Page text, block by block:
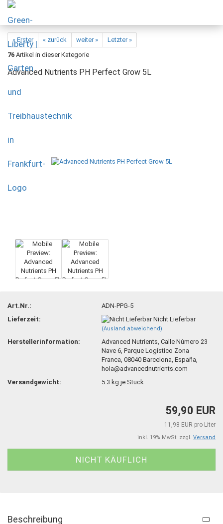
« Erster « zurück weiter »
Letzter »
76 Artikel in dieser Kategorie
Advanced Nutrients PH Perfect Grow 5L
Art.Nr.:
ADN-PPG-5
Lieferzeit:
Nicht Lieferbar
(Ausland abweichend)
Herstellerinformation:
Advanced Nutrients, Calle Número 23
Nave 6, Parque Logístico Zona
Franca, 08040 Barcelona, España,
hola@advancednutrients.com
Versandgewicht:
5.3 kg je Stück
59,90 EUR
11,98 EUR pro Liter
inkl. 19% MwSt. zzgl. Versand
Beschreibung